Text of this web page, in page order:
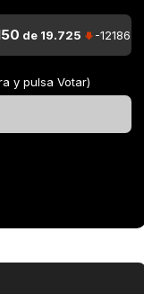
de 19.725 -12186
y pulsa Votar)